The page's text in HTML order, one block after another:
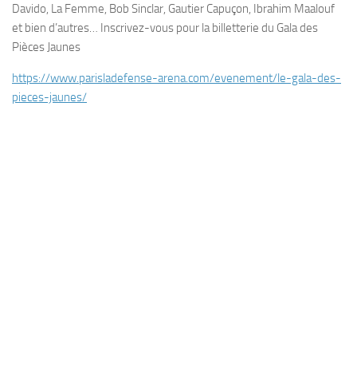
Davido, La Femme, Bob Sinclar, Gautier Capuçon, Ibrahim Maalouf
et bien d’autres… Inscrivez-vous pour la billetterie du Gala des
Pièces Jaunes
https://www.parisladefense-arena.com/evenement/le-gala-des-
pieces-jaunes/